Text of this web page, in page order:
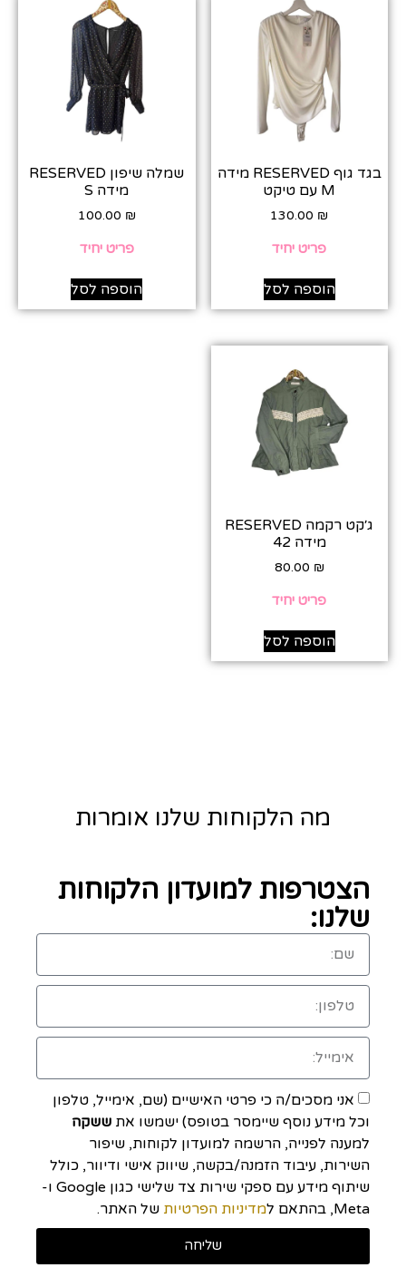
בגד גוף RESERVED מידה
M עם טיקט
130.00 ₪
פריט יחיד
הוספה לסל
שמלה שיפון RESERVED
מידה S
100.00 ₪
פריט יחיד
הוספה לסל
ג׳קט רקמה RESERVED
מידה 42
80.00 ₪
פריט יחיד
הוספה לסל
מה הלקוחות שלנו אומרות
הצטרפות למועדון הלקוחות
שלנו:
אני מסכים/ה כי פרטי האישיים (שם, אימייל, טלפון
וכל מידע נוסף שיימסר בטופס) ישמשו את ששקה
למענה לפנייה, הרשמה למועדון לקוחות, שיפור
השירות, עיבוד הזמנה/בקשה, שיווק אישי ודיוור, כולל
שיתוף מידע עם ספקי שירות צד שלישי כגון Google ו-
Meta, בהתאם ל
מדיניות הפרטיות של האתר.
שליחה